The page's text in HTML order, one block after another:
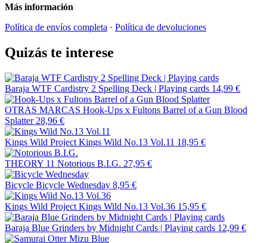
Más información
Política de envíos completa · Política de devoluciones
Quizás te interese
Baraja WTF Cardistry 2 Spelling Deck | Playing cards 14,99 €
OTRAS MARCAS Hook-Ups x Fultons Barrel of a Gun Blood
Splatter 28,96 €
Kings Wild Project Kings Wild No.13 Vol.11 18,95 €
THEORY 11 Notorious B.I.G. 27,95 €
Bicycle Bicycle Wednesday 8,95 €
Kings Wild Project Kings Wild No.13 Vol.36 15,95 €
Baraja Blue Grinders by Midnight Cards | Playing cards 12,99 €